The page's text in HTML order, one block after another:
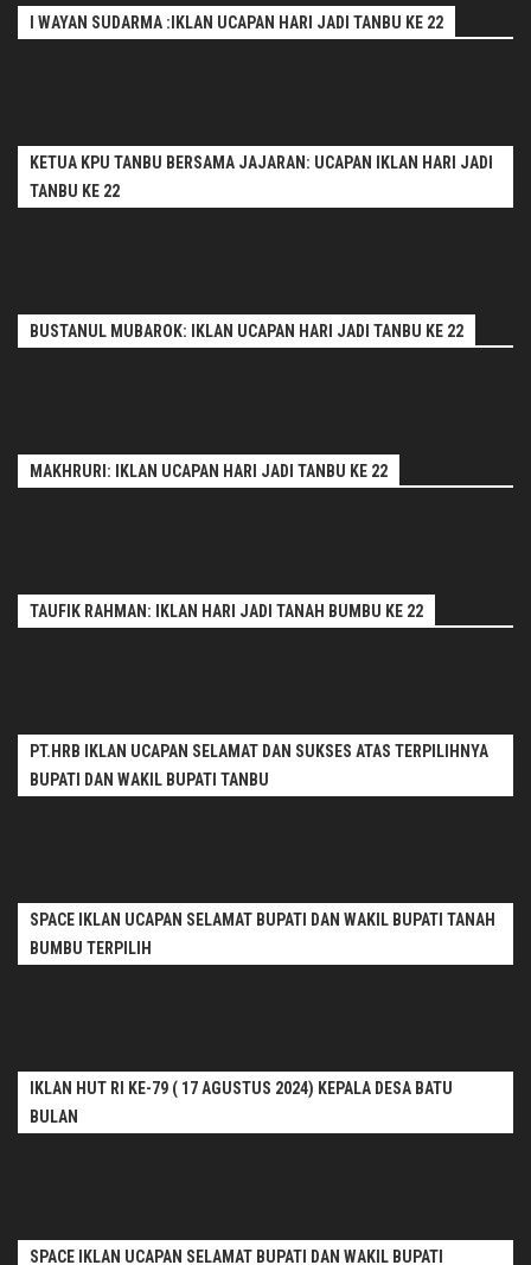
I WAYAN SUDARMA :IKLAN UCAPAN HARI JADI TANBU KE 22
KETUA KPU TANBU BERSAMA JAJARAN: UCAPAN IKLAN HARI JADI
TANBU KE 22
BUSTANUL MUBAROK: IKLAN UCAPAN HARI JADI TANBU KE 22
MAKHRURI: IKLAN UCAPAN HARI JADI TANBU KE 22
TAUFIK RAHMAN: IKLAN HARI JADI TANAH BUMBU KE 22
PT.HRB IKLAN UCAPAN SELAMAT DAN SUKSES ATAS TERPILIHNYA
BUPATI DAN WAKIL BUPATI TANBU
SPACE IKLAN UCAPAN SELAMAT BUPATI DAN WAKIL BUPATI TANAH
BUMBU TERPILIH
IKLAN HUT RI KE-79 ( 17 AGUSTUS 2024) KEPALA DESA BATU
BULAN
SPACE IKLAN UCAPAN SELAMAT BUPATI DAN WAKIL BUPATI